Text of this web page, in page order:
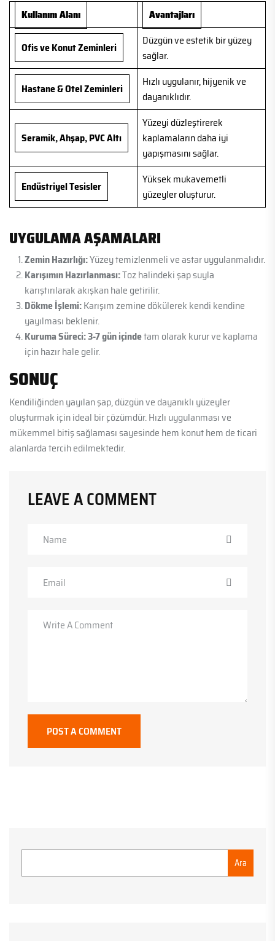
Kullanım Alanı Avantajları
Ofis ve Konut Zeminleri
Düzgün ve estetik bir yüzey
sağlar.
Hastane & Otel Zeminleri
Hızlı uygulanır, hijyenik ve
dayanıklıdır.
Seramik, Ahşap, PVC Altı
Yüzeyi düzleştirerek
kaplamaların daha iyi
yapışmasını sağlar.
Endüstriyel Tesisler
Yüksek mukavemetli
yüzeyler oluşturur.
UYGULAMA AŞAMALARI
Zemin Hazırlığı:Yüzey temizlenmeli ve astar uygulanmalıdır.
Karışımın Hazırlanması:Toz halindeki şap suyla
karıştırılarak akışkan hale getirilir.
Dökme İşlemi:Karışım zemine dökülerek kendi kendine
yayılması beklenir.
Kuruma Süreci:3-7 gün içindetam olarak kurur ve kaplama
için hazır hale gelir.
SONUÇ
Kendiliğinden yayılan şap, düzgün ve dayanıklı yüzeyler
oluşturmak için ideal bir çözümdür. Hızlı uygulanması ve
mükemmel bitiş sağlaması sayesinde hem konut hem de ticari
alanlarda tercih edilmektedir.
LEAVE A COMMENT
POST A COMMENT
Ara